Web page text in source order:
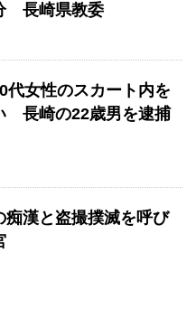
長崎県教委
代女性のスカート内を
長崎の22歳男を逮捕
痴漢と盗撮撲滅を呼び